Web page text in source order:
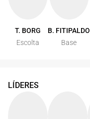
T. BORG
Escolta
B. FITIPALDO
Base
LÍDERES